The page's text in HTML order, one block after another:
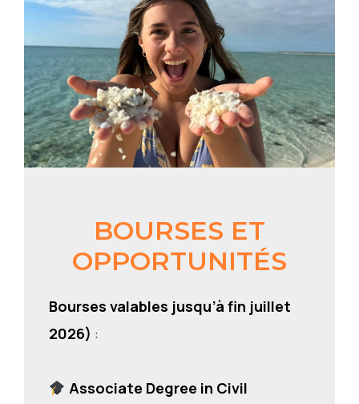
BOURSES ET
OPPORTUNITÉS
Bourses valables jusqu’à fin juillet
2026) :
Associate Degree in Civil